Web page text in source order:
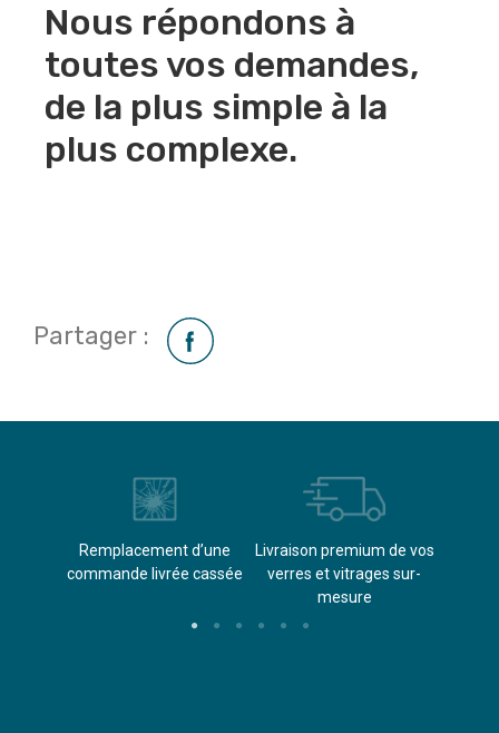
Nous répondons à
toutes vos demandes,
de la plus simple à la
plus complexe.
Partager :
Remplacement d’une
commande livrée cassée​
Livraison premium de vos
verres et vitrages sur-
mesure